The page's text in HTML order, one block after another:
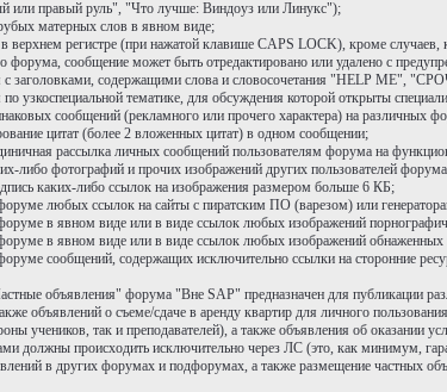
или правый руль", "Что лучше: Виндоуз или Линукс");
матерных слов в явном виде;
верхнем регистре (при нажатой клавише CAPS LOCK), кроме
форума, сообщение может быть отредактировано или удалено с
с заголовками, содержащими слова и словосочетания "HELP
узкоспециальной тематике, для обсуждения которой открыты
сообщений (рекламного или прочего характера) на различных
цитат (более 2 вложенных цитат) в одном сообщении;
рассылка личных сообщений пользователям форума на
либо фотографий и прочих изображений других пользователей
каких-либо ссылок на изображения размером больше 6 КБ;
любых ссылок на сайты с пиратским ПО (варезом) или
в явном виде или в виде ссылок любых изображений
в явном виде или в виде ссылок любых изображений обнаженных
сообщений, содержащих исключительно ссылки на сторонние
объявления" форума "Вне SAP" предназначен для публикации
объявлений о съеме/сдаче в аренду квартир для личного
учеников, так и преподавателей), а также объявления об
должны происходить исключительно через ЛС (это, как минимум,
в других форумах и подфорумах, а также размещение частных